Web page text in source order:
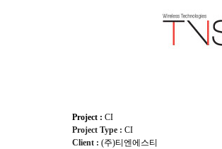
Project : CI
Project Type : CI
Client : (주)티엔에스티